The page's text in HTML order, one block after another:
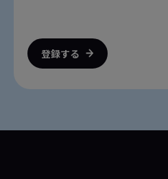
登録する